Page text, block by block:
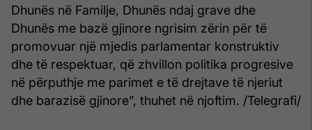
Dhunës në Familje, Dhunës ndaj grave dhe
Dhunës me bazë gjinore ngrisim zërin për të
promovuar një mjedis parlamentar konstruktiv
dhe të respektuar, që zhvillon politika progresive
në përputhje me parimet e të drejtave të njeriut
dhe barazisë gjinore”, thuhet në njoftim. /Telegrafi/